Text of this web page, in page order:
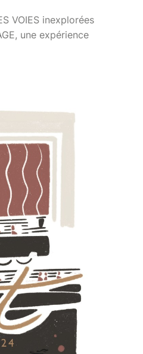
VOIES inexplorées
une expérience